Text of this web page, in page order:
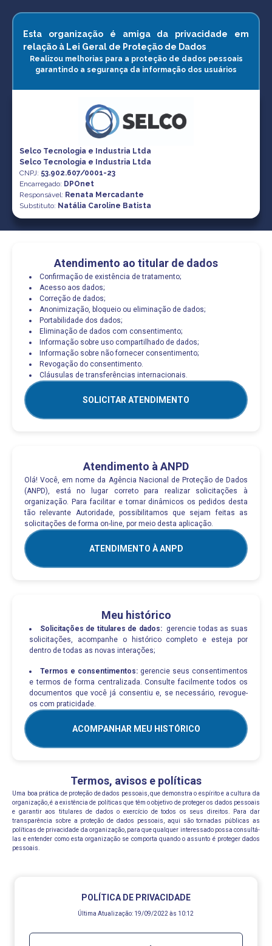
Esta organização é amiga da privacidade em
relação à Lei Geral de Proteção de Dados
Realizou melhorias para a proteção de dados pessoais
garantindo a segurança da informação dos usuários
Selco Tecnologia e Industria Ltda
Selco Tecnologia e Industria Ltda
CNPJ: 53.902.607/0001-23
Encarregado: DPOnet
Responsável: Renata Mercadante
Substituto: Natália Caroline Batista
Atendimento ao titular de dados
Confirmação de existência de tratamento;
Acesso aos dados;
Correção de dados;
Anonimização, bloqueio ou eliminação de dados;
Portabilidade dos dados;
Eliminação de dados com consentimento;
Informação sobre uso compartilhado de dados;
Informação sobre não fornecer consentimento;
Revogação do consentimento.
Cláusulas de transferências internacionais.
SOLICITAR ATENDIMENTO
Atendimento à ANPD
Olá! Você, em nome da Agência Nacional de Proteção de Dados
(ANPD), está no lugar correto para realizar solicitações à
organização. Para facilitar e tornar dinâmicos os pedidos desta
tão relevante Autoridade, possibilitamos que sejam feitas as
solicitações de forma on-line, por meio desta aplicação.
ATENDIMENTO À ANPD
Meu histórico
Solicitações de titulares de dados: gerencie todas as suas
solicitações, acompanhe o histórico completo e esteja por
dentro de todas as novas interações;
Termos e consentimentos: gerencie seus consentimentos
e termos de forma centralizada. Consulte facilmente todos os
documentos que você já consentiu e, se necessário, revogue-
os com praticidade.
ACOMPANHAR MEU HISTÓRICO
Termos, avisos e políticas
Uma boa prática de proteção de dados pessoais, que demonstra o espírito e a cultura da
organização, é a existência de políticas que têm o objetivo de proteger os dados pessoais
e garantir aos titulares de dados o exercício de todos os seus direitos. Para dar
transparência sobre a proteção de dados pessoais, aqui são tornadas públicas as
políticas de privacidade da organização, para que qualquer interessado possa consultá-
las e entender como esta organização se comporta quando o assunto é proteger dados
pessoais.
POLÍTICA DE PRIVACIDADE
Última Atualização: 19/09/2022 às 10:12